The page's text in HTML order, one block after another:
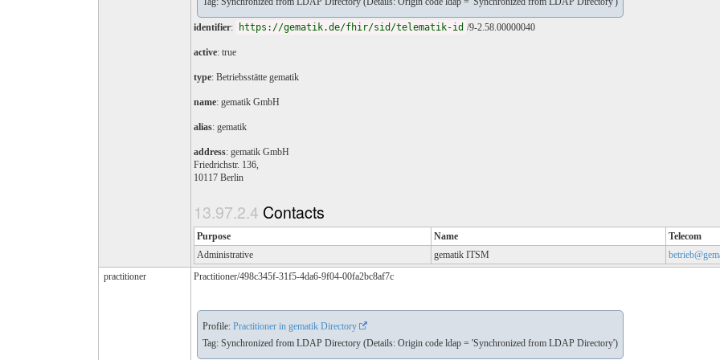
identifier: https://gematik.de/fhir/sid/telematik-id /9-2.58.00000040
active: true
type: Betriebsstätte gematik
name: gematik GmbH
alias: gematik
address: gematik GmbH
Friedrichstr. 136,
10117 Berlin
Contacts
Purpose Name
Telecom
Administrative
gematik ITSM
practitioner
Practitioner/498c345f-31f5-4da6-9f04-00fa2bc8af7c
Profile: Practitioner in gematik Directory
Tag: Synchronized from LDAP Directory (Details: Origin code ldap = 'Synchronized from LDAP Directory')